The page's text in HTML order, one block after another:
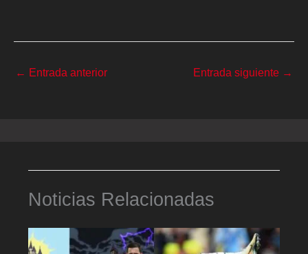
← Entrada anterior Entrada siguiente →
Noticias Relacionadas